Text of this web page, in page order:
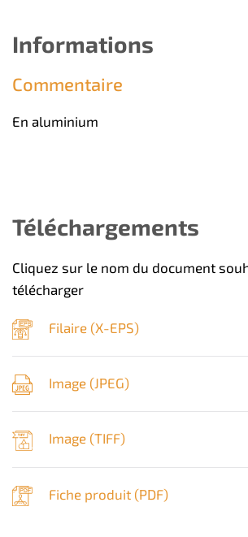
Informations
Commentaire
En aluminium
Téléchargements
Cliquez sur le nom du document
télécharger
Filaire (X-EPS)
Image (JPEG)
Image (TIFF)
Fiche produit (PDF)